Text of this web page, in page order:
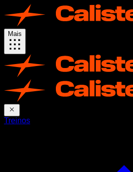
Mais
Treinos